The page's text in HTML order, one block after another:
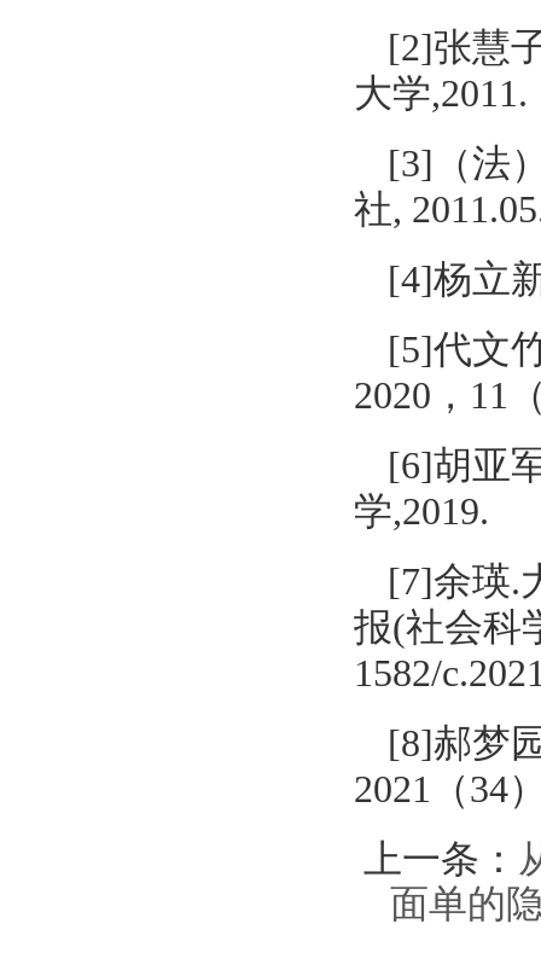
[2]张慧
大学,2011.
[3]（法
社,
[4]杨立
[5]代文
2020，11
[6]胡亚
学,2019.
[7]余瑛.
报(社会科
1582/
[8]郝梦
2021（34
上一条：
面单的